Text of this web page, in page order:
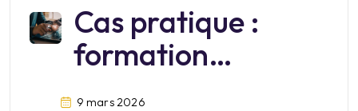
Cas pratique :
formation
9 mars 2026